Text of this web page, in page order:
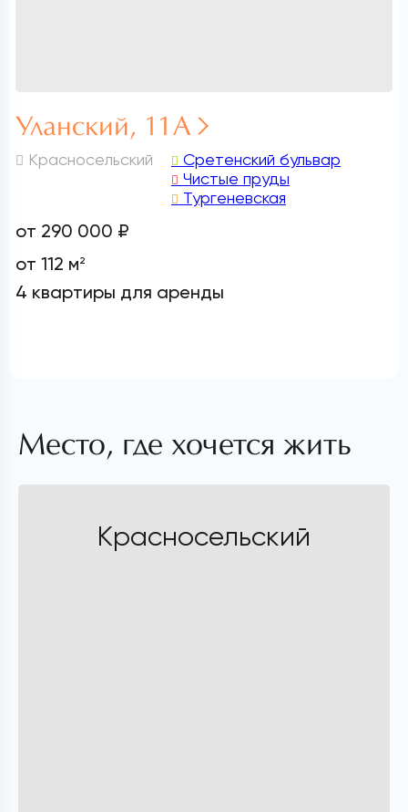
Уланский, 11А
Красносельский
Сретенский бульвар
Чистые пруды
Тургеневская
от 290 000 ₽
от 112 м 2
4 квартиры для аренды
Место, где хочется жить
Красносельский